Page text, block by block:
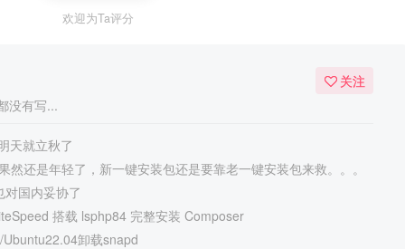
欢迎为Ta评分
没有写...
关注
天就立秋了
然还是年轻了，新一键安装包还是要靠老一键安装包来救。。。
国内妥协了
搭载 lsphp84 完整安装 Composer
卸载snapd